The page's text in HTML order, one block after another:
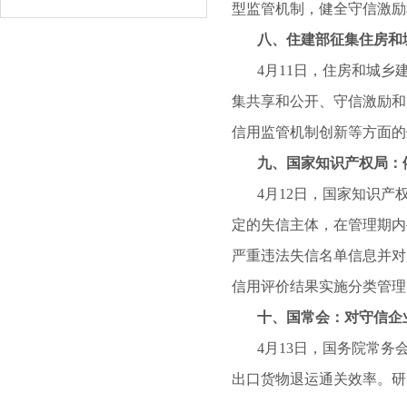
型监管机制，健全守信激
八、住建部征集住房和
4月11日，住房和城乡建
集共享和公开、守信激励
信用监管机制创新等方面
九、国家知识产权局：
4月12日，国家知识产权
定的失信主体，在管理期
严重违法失信名单信息并
信用评价结果实施分类管
十、国常会：对守信企
4月13日，国务院常务会
出口货物退运通关效率。